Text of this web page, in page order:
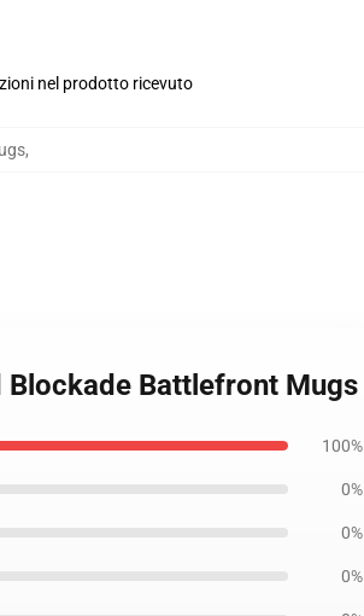
nel prodotto ricevuto
,
Battlefront Mugs
100%
0%
0%
0%